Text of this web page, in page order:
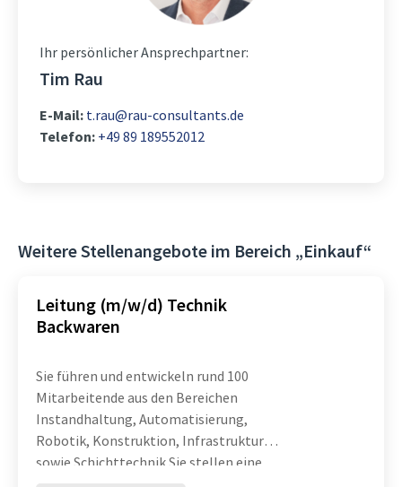
Ihr persönlicher Ansprechpartner:
Tim Rau
E-Mail: t.rau@rau-consultants.de
Telefon: +49 89 189552012
Weitere Stellenangebote im Bereich „Einkauf“
Leitung (m/w/d) Technik
Backwaren
Sie führen und entwickeln rund 100
Mitarbeitende aus den Bereichen
Instandhaltung, Automatisierung,
Robotik, Konstruktion, Infrastruktur
sowie Schichttechnik Sie stellen eine